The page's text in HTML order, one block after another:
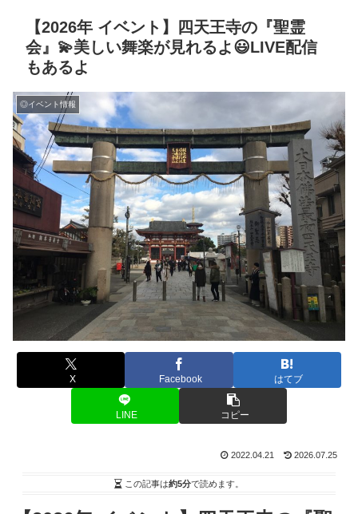
【2026年 イベント】四天王寺の『聖霊
会』💫美しい舞楽が見れるよ😃LIVE配信
もあるよ
◎イベント情報
X Facebook はてブ
LINE コピー
2022.04.21 2026.07.25
この記事は約5分で読めます。